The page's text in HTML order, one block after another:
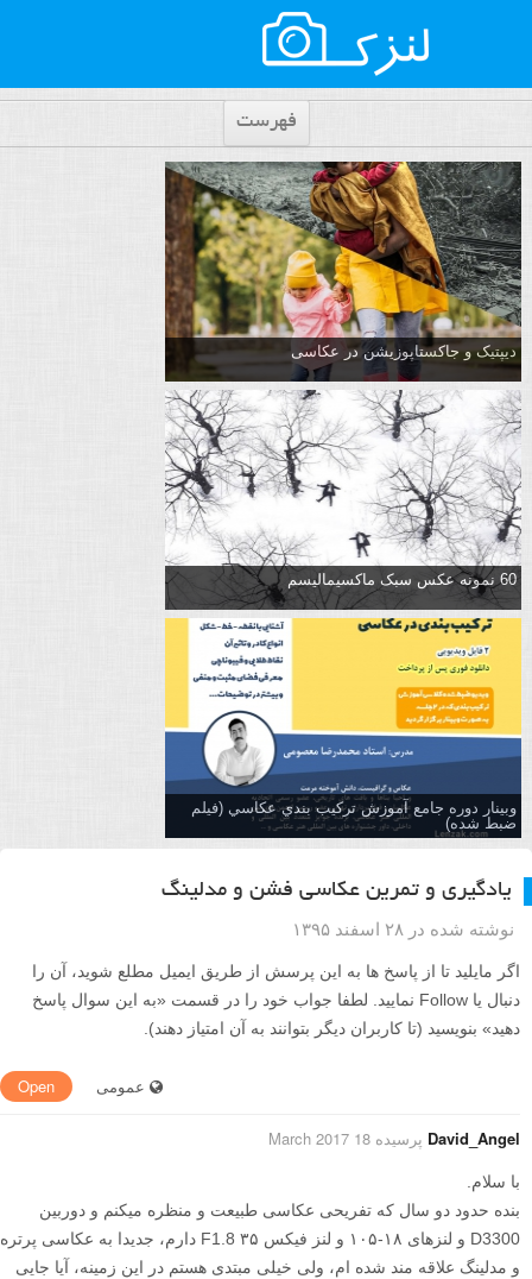
فهرست
دیپتیک و جاکستا‌پوزیشن در عکاسی
60 نمونه عکس سبک ماکسیمالیسم
وبینار دوره جامع آموزش تركيب بندي عكاسي (فیلم
ضبط شده)
یادگیری و تمرین عکاسی فشن و مدلینگ
نوشته شده در ۲۸ اسفند ۱۳۹۵
اگر مایلید تا از پاسخ ها به این پرسش از طریق ایمیل مطلع شوید، آن را
دنبال یا Follow نمایید. لطفا جواب خود را در قسمت «به این سوال پاسخ
دهید» بنویسید (تا کاربران دیگر بتوانند به آن امتیاز دهند).
Open عمومی
David_Angel پرسیده 18 March 2017
با سلام.
بنده حدود دو سال که تفریحی عکاسی طبیعت و منظره میکنم و دوربین
D3300 و لنزهای ۱۸-۱۰۵ و لنز فیکس ۳۵ F1.8 دارم، جدیدا به عکاسی پرتره
و مدلینگ علاقه مند شده ام، ولی خیلی مبتدی هستم در این زمینه، آیا جایی